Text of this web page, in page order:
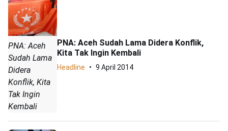
PNA: Aceh
Sudah Lama
Didera
Konflik, Kita
Tak Ingin
Kembali
PNA: Aceh Sudah Lama Didera Konflik,
Kita Tak Ingin Kembali
Headline 9 April 2014